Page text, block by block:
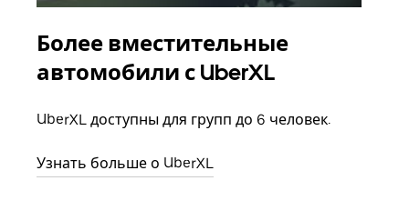
Более вместительные
автомобили с UberXL
UberXL доступны для групп до 6 человек.
Узнать больше о UberXL